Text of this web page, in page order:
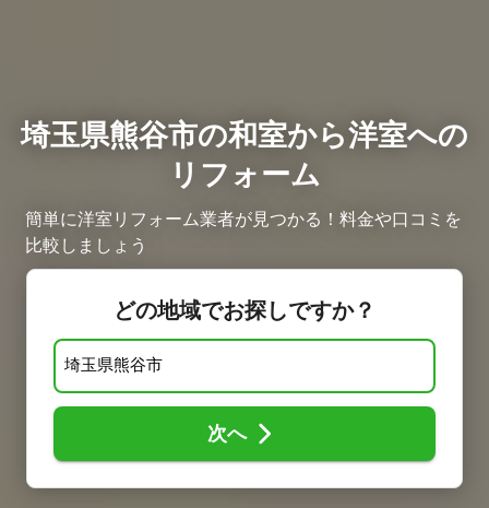
埼玉県熊谷市の和室から洋室への
リフォーム
簡単に洋室リフォーム業者が見つかる！料金や口コミを
比較しましょう
どの地域でお探しですか？
次へ